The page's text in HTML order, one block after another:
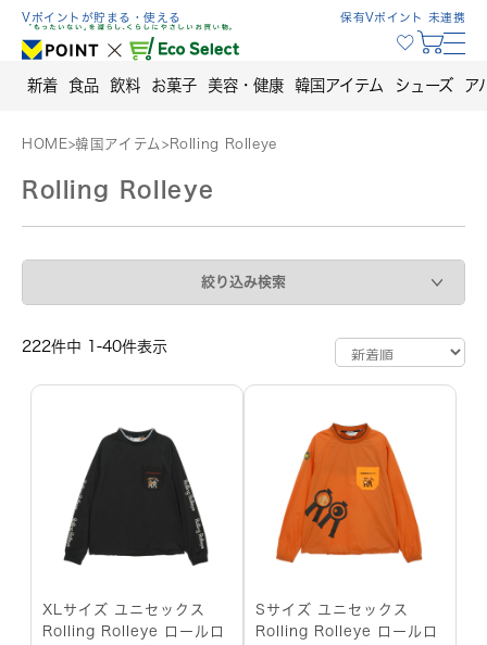
Skip
content
Vポイントが貯まる・使える 保有Vポイント 未連携
新着 食品 飲料 お菓子 美容・健康 韓国アイテム シューズ ア
HOME>韓国アイテム > Rolling Rolleye
Rolling Rolleye
絞り込み検索
222件中 1-40件表示
XLサイズ ユニセックス
Rolling Rolleye ロールロ
Sサイズ ユニセックス
Rolling Rolleye ロールロ